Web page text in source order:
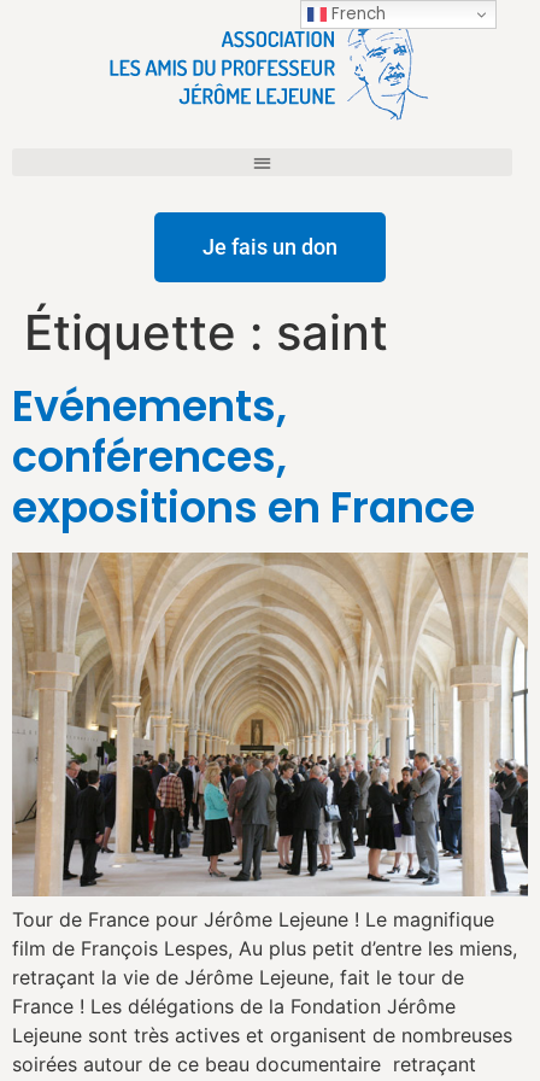
Je fais un don
Étiquette : saint
Evénements,
conférences,
expositions en France
Tour de France pour Jérôme Lejeune ! Le magnifique
film de François Lespes, Au plus petit d’entre les miens,
retraçant la vie de Jérôme Lejeune, fait le tour de
France ! Les délégations de la Fondation Jérôme
Lejeune sont très actives et organisent de nombreuses
soirées autour de ce beau documentaire retraçant
French